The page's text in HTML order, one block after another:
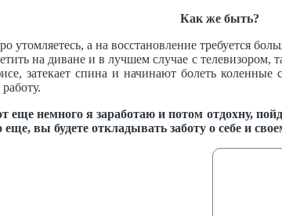
Как же быть?
утомляетесь, а на восстановление требуется
на диване и в лучшем случае с телевизором,
затекает спина и начинают болеть
еще немного я заработаю и потом отдохну,
вы будете откладывать заботу о себе и